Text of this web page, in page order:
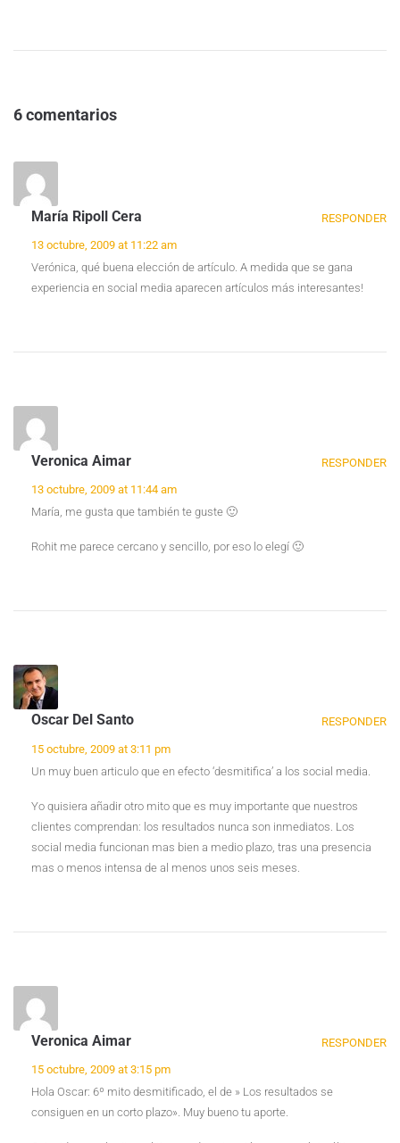
6 comentarios
María Ripoll Cera
13 octubre, 2009 at 11:22 am
RESPONDER
Verónica, qué buena elección de artículo. A medida que se gana
experiencia en social media aparecen artículos más interesantes!
Veronica Aimar
13 octubre, 2009 at 11:44 am
RESPONDER
María, me gusta que también te guste 🙂
Rohit me parece cercano y sencillo, por eso lo elegí 🙂
Oscar Del Santo
15 octubre, 2009 at 3:11 pm
RESPONDER
Un muy buen articulo que en efecto ‘desmitifica’ a los social media.
Yo quisiera añadir otro mito que es muy importante que nuestros
clientes comprendan: los resultados nunca son inmediatos. Los
social media funcionan mas bien a medio plazo, tras una presencia
mas o menos intensa de al menos unos seis meses.
Veronica Aimar
15 octubre, 2009 at 3:15 pm
RESPONDER
Hola Oscar: 6º mito desmitificado, el de » Los resultados se
consiguen en un corto plazo». Muy bueno tu aporte.